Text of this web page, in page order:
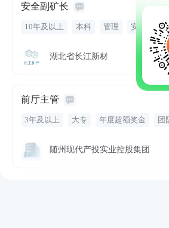
安全副矿长
10年及以上 本科 管理 安全管理
经营
安全教育
监督管理
交
年
湖北省长江新材
前厅主管
3年及以上 大专 年度超额奖金 团
酒店前厅
问询 预订
随州现代产投实业控股集团